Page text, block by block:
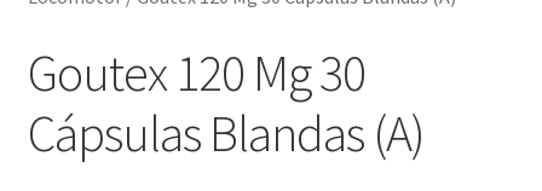
Goutex 120 Mg 30
Cápsulas Blandas (A)